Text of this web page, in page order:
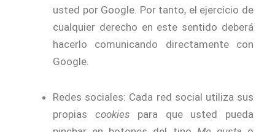
usted por Google. Por tanto, el ejercicio de
cualquier derecho en este sentido deberá
hacerlo comunicando directamente con
Google.
Redes sociales: Cada red social utiliza sus
propias cookies para que usted pueda